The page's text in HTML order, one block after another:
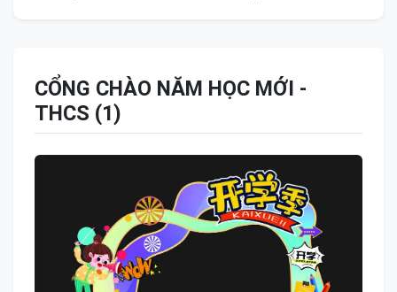
CỔNG CHÀO NĂM HỌC MỚI -
THCS (1)